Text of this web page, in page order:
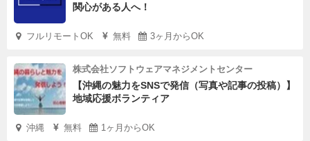
関心がある人へ！
フルリモートOK 無料 3ヶ月からOK
株式会社ソフトウェアマネジメントセンター
【沖縄の魅力をSNSで発信（写真や記事の投稿）】
地域応援ボランティア
沖縄 無料 1ヶ月からOK